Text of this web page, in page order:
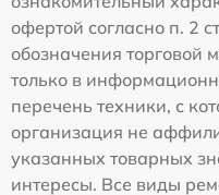
офертой согласно п. 2
обозначения торговой
только в
перечень техники, с
организация не
указанных товарных
интересы. Все виды